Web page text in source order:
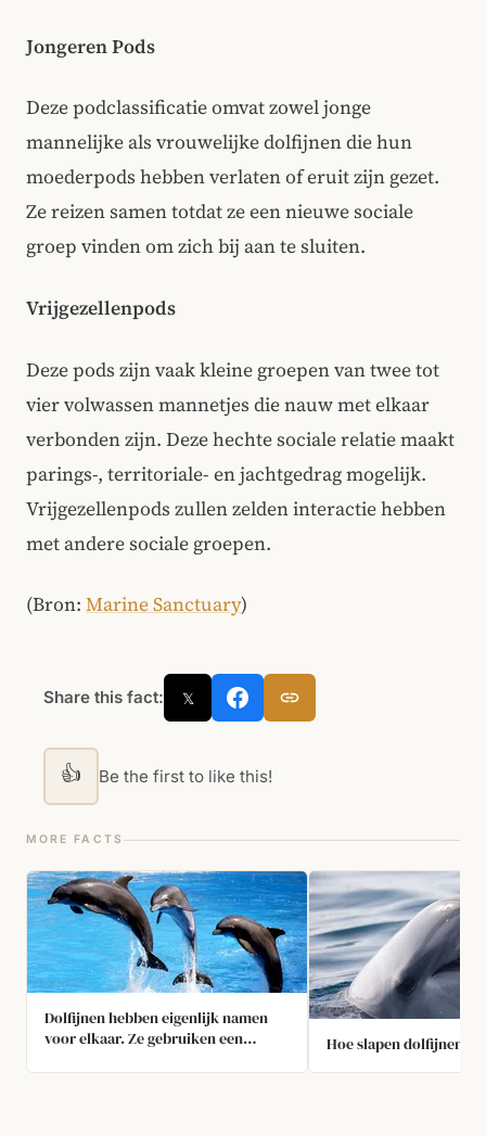
Jongeren Pods
Deze podclassificatie omvat zowel jonge
mannelijke als vrouwelijke dolfijnen die hun
moederpods hebben verlaten of eruit zijn gezet.
Ze reizen samen totdat ze een nieuwe sociale
groep vinden om zich bij aan te sluiten.
Vrijgezellenpods
Deze pods zijn vaak kleine groepen van twee tot
vier volwassen mannetjes die nauw met elkaar
verbonden zijn. Deze hechte sociale relatie maakt
parings-, territoriale- en jachtgedrag mogelijk.
Vrijgezellenpods zullen zelden interactie hebben
met andere sociale groepen.
(Bron: Marine Sanctuary)
Share this fact: 𝕏
👍 Be the first to like this!
MORE FACTS
Dolfijnen hebben eigenlijk namen
voor elkaar. Ze gebruiken een
Hoe slapen dolfijnen?